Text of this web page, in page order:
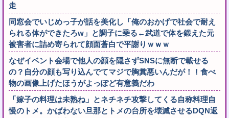
走
同窓会でいじめっ子が話を美化し「俺のおかげで社会で耐え
られる体ができたろw」と調子に乗る←武道で体を鍛えた元
被害者に詰め寄られて顔面蒼白で平謝りｗｗｗ
なぜイベント会場で他人の顔を隠さずSNSに無断で載せる
の？自分の顔も写り込んでてマジで胸糞悪いんだが！！食べ
物の画像上げたほうがよっぽど有意義だわ
「嫁子の料理は未熟ね」とネチネチ攻撃してくる自称料理自
慢のトメ。かばわない旦那とトメの台所を壊滅させるDQN返